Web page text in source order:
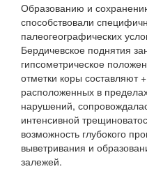
Образованию и
способствовали
палеогеографических
Бердичевское поднятия
гипсометрическое
отметки коры составляют
расположенных в
нарушений,
интенсивной
возможность глубокого
выветривания и
залежей.